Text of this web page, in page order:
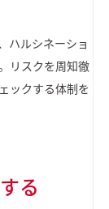
ハルシネーショ
リスクを周知徹
ックする体制を
る